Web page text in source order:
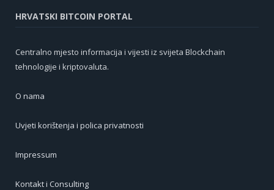
HRVATSKI BITCOIN PORTAL
Centralno mjesto informacija i vijesti iz svijeta Blockchain
tehnologije i kriptovaluta.
O nama
Uvjeti korištenja i polica privatnosti
Impressum
Kontakt i Consulting